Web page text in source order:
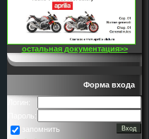
остальная документация>>
Форма входа
Логин:
Пароль:
запомнить